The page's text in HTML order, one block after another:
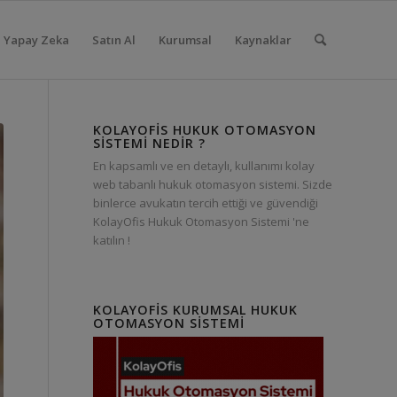
Yapay Zeka Satın Al Kurumsal Kaynaklar
KOLAYOFIS HUKUK OTOMASYON
SISTEMI NEDIR ?
En kapsamlı ve en detaylı, kullanımı kolay
web tabanlı hukuk otomasyon sistemi. Sizde
binlerce avukatın tercih ettiği ve güvendiği
KolayOfis Hukuk Otomasyon Sistemi 'ne
katılın !
KOLAYOFIS KURUMSAL HUKUK
OTOMASYON SISTEMI